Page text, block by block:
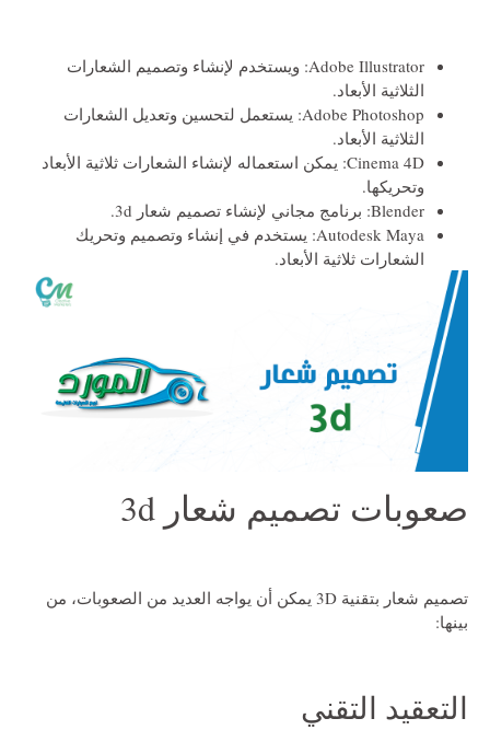
Adobe Illustrator: ويستخدم لإنشاء وتصميم الشعارات
الثلاثية الأبعاد.
Adobe Photoshop: يستعمل لتحسين وتعديل الشعارات
الثلاثية الأبعاد.
Cinema 4D: يمكن استعماله لإنشاء الشعارات ثلاثية الأبعاد
وتحريكها.
Blender: برنامج مجاني لإنشاء تصميم شعار 3d
.
Autodesk Maya: يستخدم في إنشاء وتصميم وتحريك
الشعارات ثلاثية الأبعاد.
صعوبات تصميم شعار 3d
تصميم شعار بتقنية 3D يمكن أن يواجه العديد من الصعوبات، من
بينها:
التعقيد التقني